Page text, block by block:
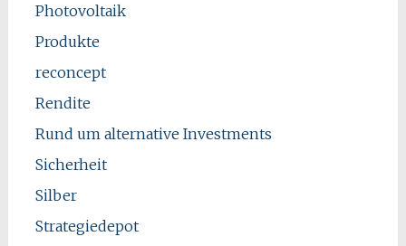
Photovoltaik
Produkte
reconcept
Rendite
Rund um alternative Investments
Sicherheit
Silber
Strategiedepot